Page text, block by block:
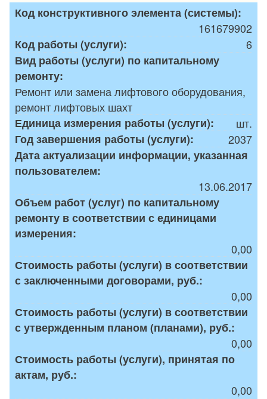
Код конструктивного элемента (системы):
161679902
Код работы (услуги):
6
Вид работы (услуги) по капитальному
ремонту:
Ремонт или замена лифтового оборудования,
ремонт лифтовых шахт
Единица измерения работы (услуги):
шт.
Год завершения работы (услуги):
2037
Дата актуализации информации, указанная
пользователем:
13.06.2017
Объем работ (услуг) по капитальному
ремонту в соответствии с единицами
измерения:
0,00
Стоимость работы (услуги) в соответствии
с заключенными договорами, руб.:
0,00
Стоимость работы (услуги) в соответствии
с утвержденным планом (планами), руб.:
0,00
Стоимость работы (услуги), принятая по
актам, руб.:
0,00